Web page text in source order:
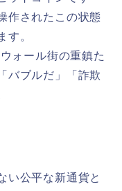
作されたこの状態
。
ォール街の重鎮た
バブルだ」「詐欺
い公平な新通貨と